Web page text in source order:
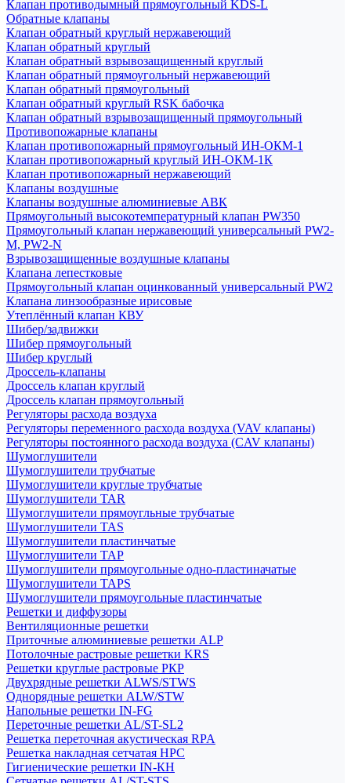
Клапан противодымный прямоугольный KDS-L
Обратные клапаны
Клапан обратный круглый нержавеющий
Клапан обратный круглый
Клапан обратный взрывозащищенный круглый
Клапан обратный прямоугольный нержавеющий
Клапан обратный прямоугольный
Клапан обратный круглый RSK бабочка
Клапан обратный взрывозащищенный прямоугольный
Противопожарные клапаны
Клапан противопожарный прямоугольный ИН-ОКМ-1
Клапан противопожарный круглый ИН-ОКМ-1К
Клапан противопожарный нержавеющий
Клапаны воздушные
Клапаны воздушные алюминиевые АВК
Прямоугольный высокотемпературный клапан PW350
Прямоугольный клапан нержавеющий универсальный PW2-
M, PW2-N
Взрывозащищенные воздушные клапаны
Клапана лепестковые
Прямоугольный клапан оцинкованный универсальный PW2
Клапана линзообразные ирисовые
Утеплённый клапан КВУ
Шибер/задвижки
Шибер прямоугольный
Шибер круглый
Дроссель-клапаны
Дроссель клапан круглый
Дроссель клапан прямоугольный
Регуляторы расхода воздуха
Регуляторы переменного расхода воздуха (VAV клапаны)
Регуляторы постоянного расхода воздуха (CAV клапаны)
Шумоглушители
Шумоглушители трубчатые
Шумоглушители круглые трубчатые
Шумоглушители TAR
Шумоглушители прямоугльные трубчатые
Шумоглушители TAS
Шумоглушители пластинчатые
Шумоглушители TAP
Шумоглушители прямоугольные одно-пластиначатые
Шумоглушители TAPS
Шумоглушители прямоугольные пластинчатые
Решетки и диффузоры
Вентиляционные решетки
Приточные алюминиевые решетки ALP
Потолочные растровые решетки KRS
Решетки круглые растровые РКР
Двухрядные решетки ALWS/STWS
Однорядные решетки ALW/STW
Напольные решетки IN-FG
Переточные решетки AL/ST-SL2
Решетка переточная акустическая RPA
Решетка накладная сетчатая НРС
Гигиенические решетки IN-КН